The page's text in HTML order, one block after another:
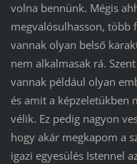
volna bennünk. Mégis
megvalósulhasson, több
vannak olyan belső
nem alkalmasak rá.
vannak például olyan
és amit a képzeletükben
vélik. Ez pedig nagyon
hogy akár megkapom a
igazi egyesülés Istennel